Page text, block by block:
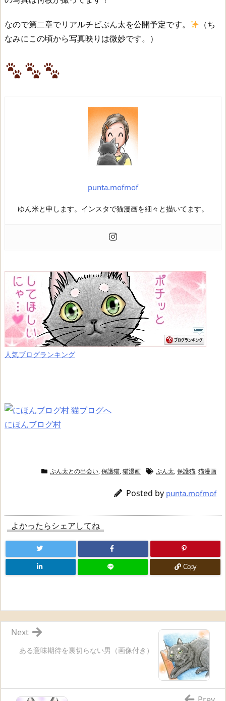
なので第二章でリアルチビぷん太を公開予定です。
（ち
なみにこの頃から写真映りは微妙です。）
punta.mofmof
ゆん米と申します。インスタで猫漫画を細々と描いてます。
人気ブログランキング
にほんブログ村
ぷん太との出会い,保護猫,猫漫画 ぷん太,保護猫,猫漫画
Posted by punta.mofmof
よかったらシェアしてね
Copy
ある意味期待を裏切らない男（画像付き）
Next